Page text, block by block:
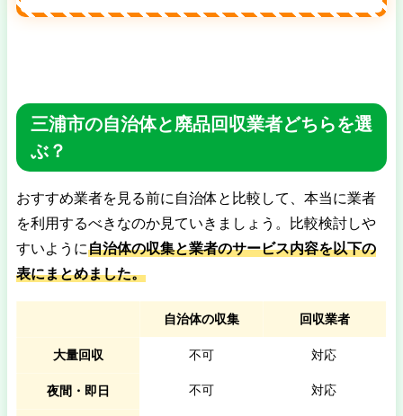
三浦市の自治体と廃品回収業者どちらを選
ぶ？
おすすめ業者を見る前に自治体と比較して、本当に業者
を利用するべきなのか見ていきましょう。比較検討しや
すいように自治体の収集と業者のサービス内容を以下の
表にまとめました。
自治体の収集 回収業者
大量回収 不可 対応
夜間・即日 不可 対応